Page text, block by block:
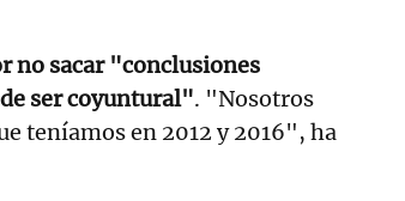
no sacar "conclusiones
ser coyuntural". "Nosotros
teníamos en 2012 y 2016", ha